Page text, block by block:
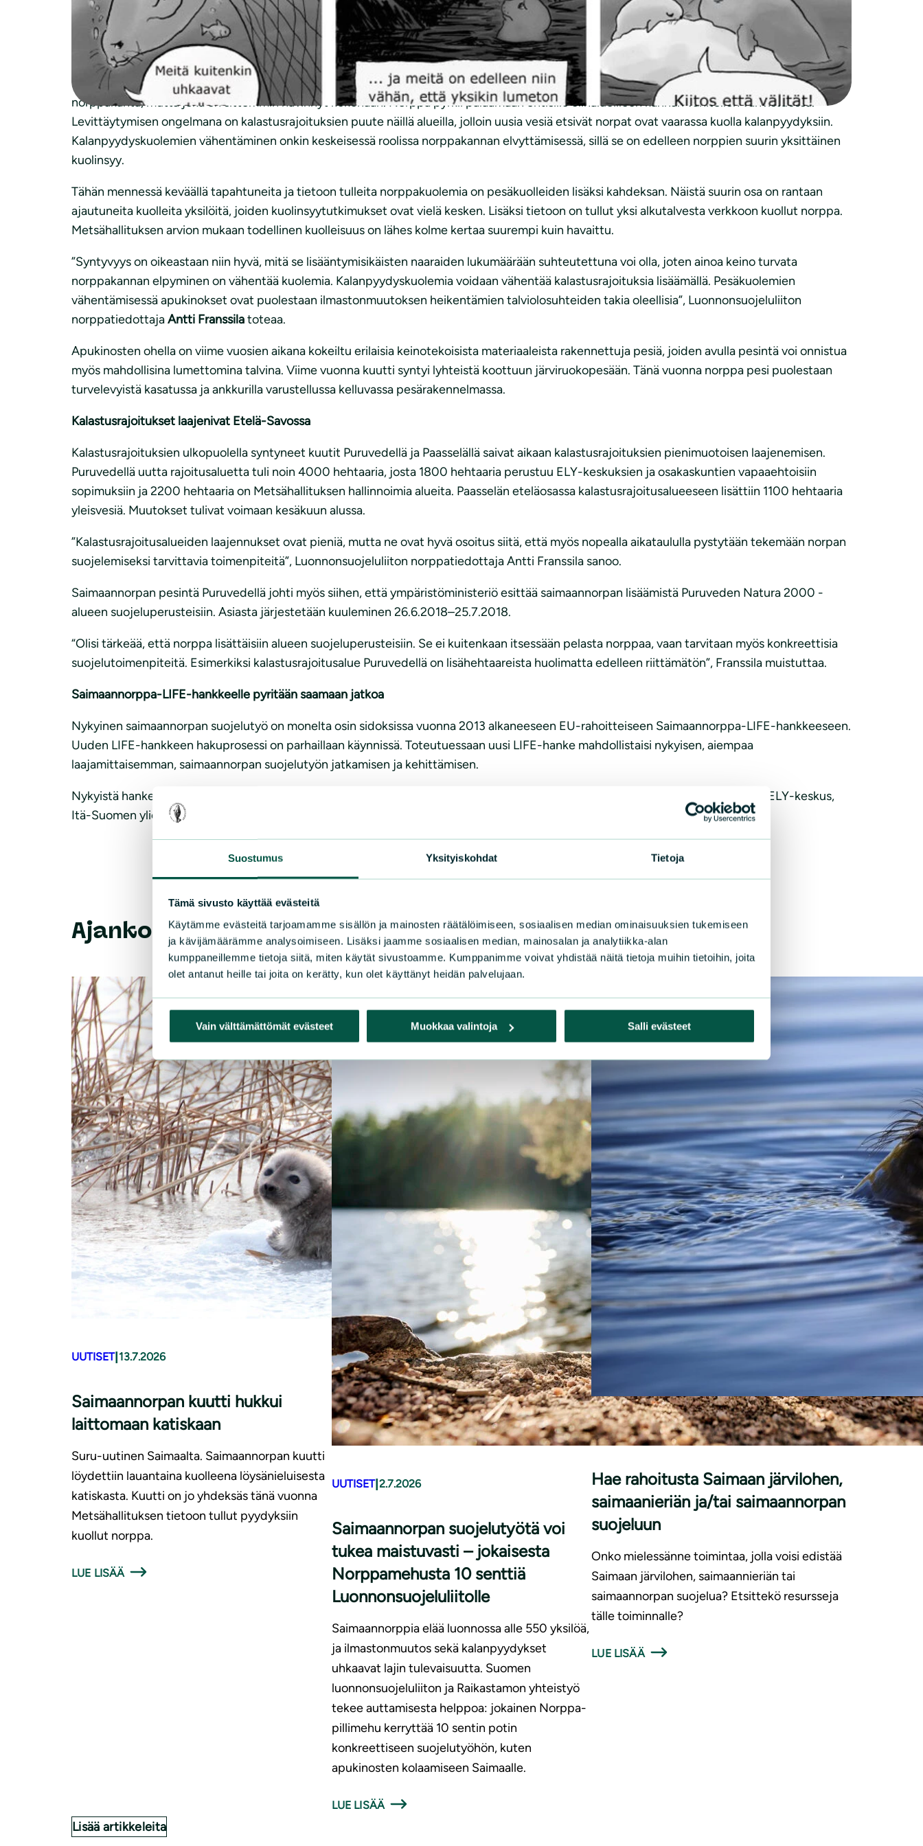
Suostumus Yksityiskohdat Tietoja
Tämä sivusto käyttää evästeitä
Käytämme evästeitä tarjoamamme sisällön ja mainosten räätälöimiseen, sosiaalisen median ominaisuuksien tukemiseen
ja kävijämäärämme analysoimiseen. Lisäksi jaamme sosiaalisen median, mainosalan ja analytiikka-alan
kumppaneillemme tietoja siitä, miten käytät sivustoamme. Kumppanimme voivat yhdistää näitä tietoja muihin tietoihin, joita
olet antanut heille tai joita on kerätty, kun olet käyttänyt heidän palvelujaan.
Vain välttämättömät evästeet Muokkaa valintoja Salli evästeet
Saimaannorpan syntyvyys on viime vuosina ollut kannan kokoon nähden hyvä. Tänä vuonna kuutteja syntyi 86, joista noin 80 prosenttia syntyi
ihmisten kolaamiin apukinoksiin. Pesäkuolleita kuutteja löytyi yhdeksän, mikä on viime vuosien valossa tavanomainen määrä.
Erityisen iloinen asia oli se, että Puruvedellä syntyi ensimmäinen kuutti vuosikymmeniin. Puruvesi kuuluu alueisiin, joilla on aikanaan ollut vahva
norppakanta, mutta joka on sittemmin hävinnyt kokonaan. Norppa pyrkii palaamaan entisille elinalueilleen kannan vähitellen vahvistuessa.
Levittäytymisen ongelmana on kalastusrajoituksien puute näillä alueilla, jolloin uusia vesiä etsivät norpat ovat vaarassa kuolla kalanpyydyksiin.
Kalanpyydyskuolemien vähentäminen onkin keskeisessä roolissa norppakannan elvyttämisessä, sillä se on edelleen norppien suurin yksittäinen
kuolinsyy.
Tähän mennessä keväällä tapahtuneita ja tietoon tulleita norppakuolemia on pesäkuolleiden lisäksi kahdeksan. Näistä suurin osa on rantaan
ajautuneita kuolleita yksilöitä, joiden kuolinsyytutkimukset ovat vielä kesken. Lisäksi tietoon on tullut yksi alkutalvesta verkkoon kuollut norppa.
Metsähallituksen arvion mukaan todellinen kuolleisuus on lähes kolme kertaa suurempi kuin havaittu.
”Syntyvyys on oikeastaan niin hyvä, mitä se lisääntymisikäisten naaraiden lukumäärään suhteutettuna voi olla, joten ainoa keino turvata
norppakannan elpyminen on vähentää kuolemia. Kalanpyydyskuolemia voidaan vähentää kalastusrajoituksia lisäämällä. Pesäkuolemien
vähentämisessä apukinokset ovat puolestaan ilmastonmuutoksen heikentämien talviolosuhteiden takia oleellisia”, Luonnonsuojeluliiton
norppatiedottajaAntti Franssilatoteaa.
Apukinosten ohella on viime vuosien aikana kokeiltu erilaisia keinotekoisista materiaaleista rakennettuja pesiä, joiden avulla pesintä voi onnistua
myös mahdollisina lumettomina talvina. Viime vuonna kuutti syntyi lyhteistä koottuun järviruokopesään. Tänä vuonna norppa pesi puolestaan
turvelevyistä kasatussa ja ankkurilla varustellussa kelluvassa pesärakennelmassa.
Kalastusrajoitukset laajenivat Etelä-Savossa
Kalastusrajoituksien ulkopuolella syntyneet kuutit Puruvedellä ja Paasselällä saivat aikaan kalastusrajoituksien pienimuotoisen laajenemisen.
Puruvedellä uutta rajoitusaluetta tuli noin 4000 hehtaaria, josta 1800 hehtaaria perustuu ELY-keskuksien ja osakaskuntien vapaaehtoisiin
sopimuksiin ja 2200 hehtaaria on Metsähallituksen hallinnoimia alueita. Paasselän eteläosassa kalastusrajoitusalueeseen lisättiin 1100 hehtaaria
yleisvesiä. Muutokset tulivat voimaan kesäkuun alussa.
”Kalastusrajoitusalueiden laajennukset ovat pieniä, mutta ne ovat hyvä osoitus siitä, että myös nopealla aikataululla pystytään tekemään norpan
suojelemiseksi tarvittavia toimenpiteitä”, Luonnonsuojeluliiton norppatiedottaja Antti Franssila sanoo.
Saimaannorpan pesintä Puruvedellä johti myös siihen, että ympäristöministeriö esittää saimaannorpan lisäämistä Puruveden Natura 2000 -
alueen suojeluperusteisiin. Asiasta järjestetään kuuleminen 26.6.2018–25.7.2018.
“Olisi tärkeää, että norppa lisättäisiin alueen suojeluperusteisiin. Se ei kuitenkaan itsessään pelasta norppaa, vaan tarvitaan myös konkreettisia
suojelutoimenpiteitä. Esimerkiksi kalastusrajoitusalue Puruvedellä on lisähehtaareista huolimatta edelleen riittämätön”, Franssila muistuttaa.
Saimaannorppa-LIFE-hankkeelle pyritään saamaan jatkoa
Nykyinen saimaannorpan suojelutyö on monelta osin sidoksissa vuonna 2013 alkaneeseen EU-rahoitteiseen Saimaannorppa-LIFE-hankkeeseen.
Uuden LIFE-hankkeen hakuprosessi on parhaillaan käynnissä. Toteutuessaan uusi LIFE-hanke mahdollistaisi nykyisen, aiempaa
laajamittaisemman, saimaannorpan suojelutyön jatkamisen ja kehittämisen.
Nykyistä hanketta vetää Metsähallituksen Luontopalvelut, ja kumppaneita ovat Suomen luonnonsuojeluliiton lisäksi Etelä-Savon ELY-keskus,
Itä-Suomen yliopisto, Luonnonvarakeskus, WWF Suomi, Suomen Vapaa-ajankalastajien keskusjärjestö sekä Turun yliopisto.
Ajankohtaista
UUTISET| 13.7.2026
Saimaannorpan kuutti hukkui
laittomaan katiskaan
Suru-uutinen Saimaalta. Saimaannorpan kuutti
löydettiin lauantaina kuolleena löysänieluisesta
katiskasta. Kuutti on jo yhdeksäs tänä vuonna
Metsähallituksen tietoon tullut pyydyksiin
kuollut norppa.
LUE LISÄÄ
UUTISET| 2.7.2026
Saimaannorpan suojelutyötä voi
tukea maistuvasti – jokaisesta
Norppamehusta 10 senttiä
Luonnonsuojeluliitolle
Saimaannorppia elää luonnossa alle 550 yksilöä,
ja ilmastonmuutos sekä kalanpyydykset
uhkaavat lajin tulevaisuutta. Suomen
luonnonsuojeluliiton ja Raikastamon yhteistyö
tekee auttamisesta helppoa: jokainen Norppa-
pillimehu kerryttää 10 sentin potin
konkreettiseen suojelutyöhön, kuten
apukinosten kolaamiseen Saimaalle.
LUE LISÄÄ
UUTISET|9.6.2026
Hae rahoitusta Saimaan järvilohen,
saimaanieriän ja/tai saimaannorpan
suojeluun
Onko mielessänne toimintaa, jolla voisi edistää
Saimaan järvilohen, saimaannieriän tai
saimaannorpan suojelua? Etsittekö resursseja
tälle toiminnalle?
LUE LISÄÄ
Lisää artikkeleita